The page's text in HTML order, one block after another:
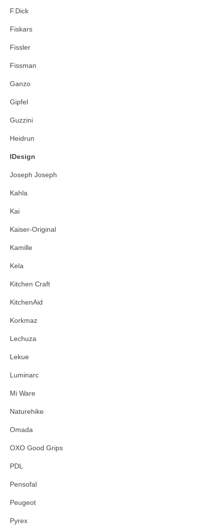
F.Dick
Fiskars
Fissler
Fissman
Ganzo
Gipfel
Guzzini
Heidrun
IDesign
Joseph Joseph
Kahla
Kai
Kaiser-Original
Kamille
Kela
Kitchen Craft
KitchenAid
Korkmaz
Lechuza
Lekue
Luminarc
Mi Ware
Naturehike
Omada
OXO Good Grips
PDL
Pensofal
Peugeot
Pyrex